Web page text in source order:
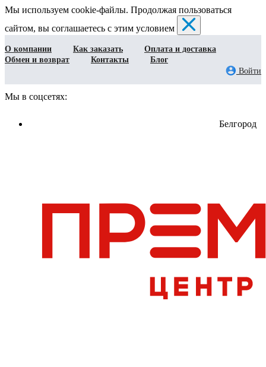
Мы используем cookie-файлы. Продолжая пользоваться
сайтом, вы соглашаетесь с этим условием
О компании Как заказать
Оплата и доставка
Обмен и возврат
Контакты
Блог
Войти
Мы в соцсетях:
Белгород